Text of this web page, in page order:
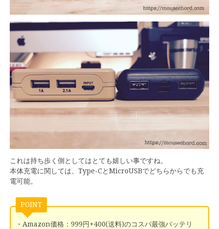
これは持ち歩く側としてはとても嬉しい事ですね。
本体充電に関しては、Type-CとMicroUSBでどちらからでも充
電可能。
・Amazon価格：999円+400(送料)のコスパ最強バッテリ